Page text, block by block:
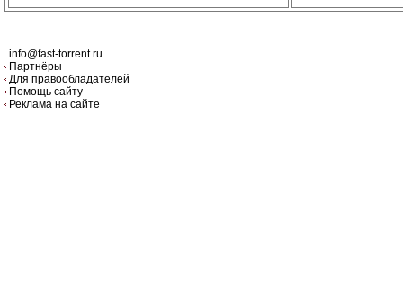
info@fast-torrent.ru
Партнёры
Для правообладателей
Помощь сайту
Реклама на сайте